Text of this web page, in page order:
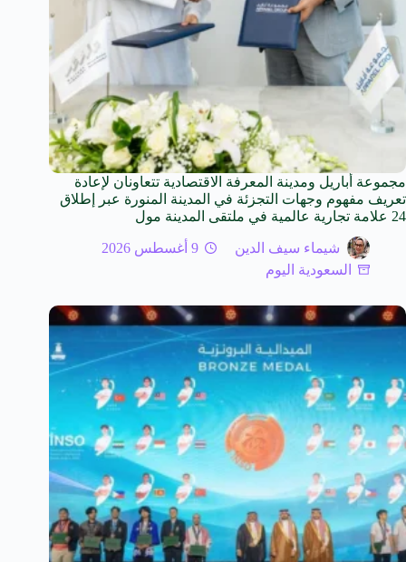
مجموعة أباريل ومدينة المعرفة الاقتصادية تتعاونان لإعادة
تعريف مفهوم وجهات التجزئة في المدينة المنورة عبر إطلاق
24 علامة تجارية عالمية في ملتقى المدينة مول
شيماء سيف الدين
9 أغسطس 2026
السعودية اليوم